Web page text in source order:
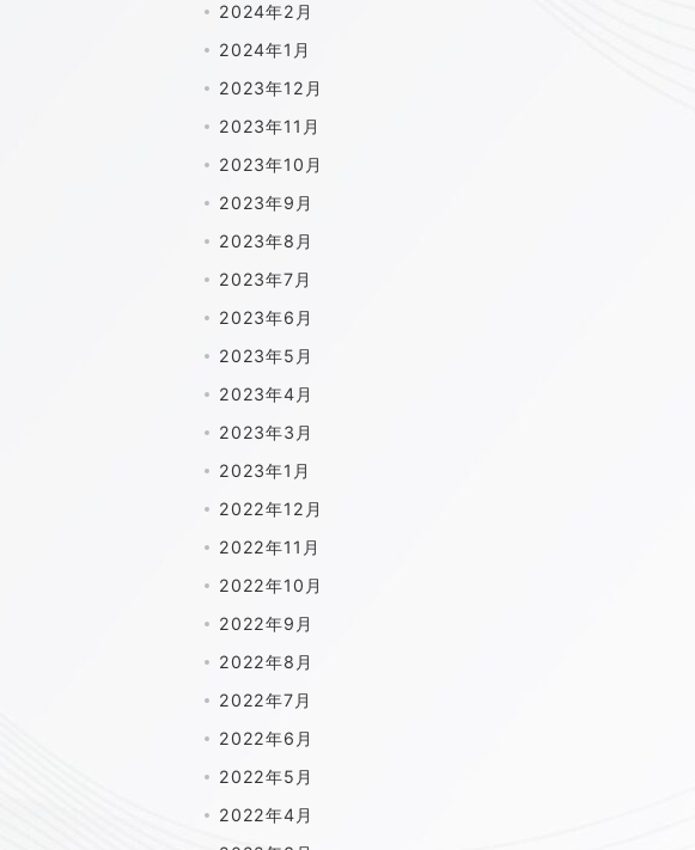
2024年2月
2024年1月
2023年12月
2023年11月
2023年10月
2023年9月
2023年8月
2023年7月
2023年6月
2023年5月
2023年4月
2023年3月
2023年1月
2022年12月
2022年11月
2022年10月
2022年9月
2022年8月
2022年7月
2022年6月
2022年5月
2022年4月